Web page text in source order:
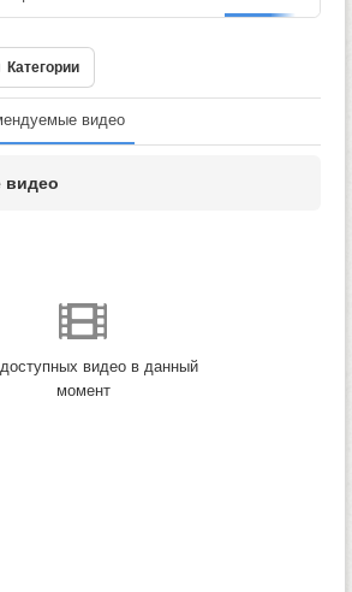
Категории
видео
видео
видео в данный
момент